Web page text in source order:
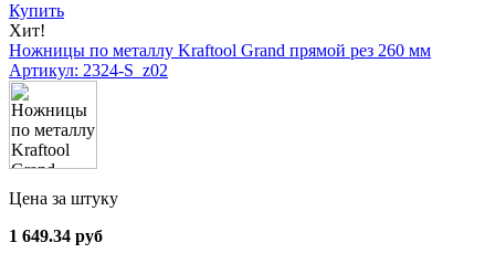
Купить
Хит!
Ножницы по металлу Kraftool Grand прямой рез 260 мм
Артикул: 2324-S_z02
Цена за штуку
1 649.34 руб